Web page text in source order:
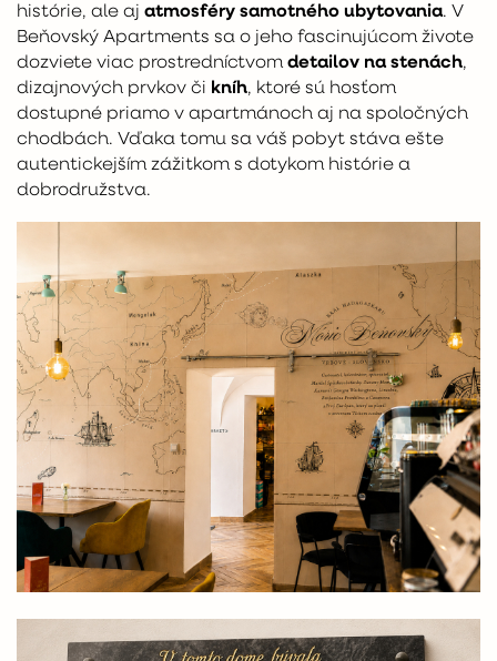
OVERIŤ DOSTUPNOSŤ
histórie, ale aj atmosféry samotného ubytovania. V
Beňovský Apartments sa o jeho fascinujúcom živote
dozviete viac prostredníctvomdetailov na stenách,
dizajnových prvkov či kníh, ktoré sú hosťom
dostupné priamo v apartmánoch aj na spoločných
chodbách. Vďaka tomu sa váš pobyt stáva ešte
autentickejším zážitkom s dotykom histórie a
dobrodružstva.